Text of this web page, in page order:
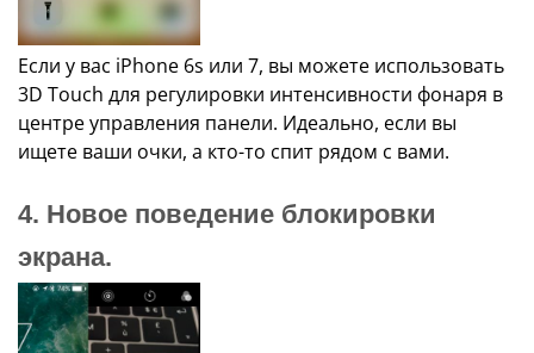
Если у вас iPhone 6s или 7, вы можете использовать
3D Touch для регулировки интенсивности фонаря в
центре управления панели. Идеально, если вы
ищете ваши очки, а кто-то спит рядом с вами.
4. Новое поведение блокировки
экрана.